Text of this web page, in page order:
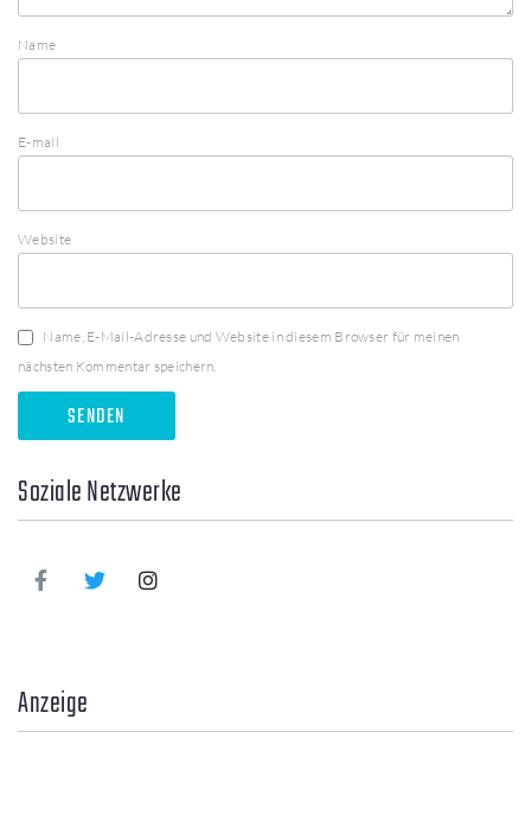
Name
E-mail
Website
Name, E-Mail-Adresse und Website in diesem Browser für meinen
nächsten Kommentar speichern.
Soziale Netzwerke
Anzeige